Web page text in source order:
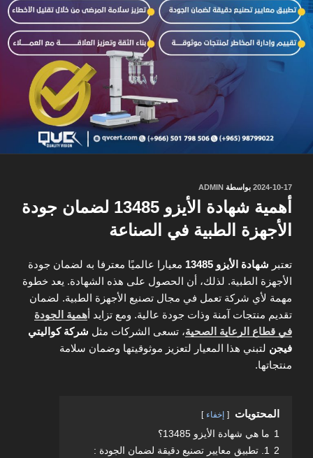
نُشر
في
2024-10-17 بواسطة ADMIN
أهمية شهادة الأيزو 13485 لضمان جودة
الأجهزة الطبية في الصناعة
تعتبر شهادة الأيزو 13485
معيارا عالميًا معترفا به لضمان جودة
الأجهزة الطبية. لذلك، أن الحصول على هذه الشهادة. يعد خطوة
مهمة لأي شركة تعمل في مجال تصنيع الأجهزة الطبية. لضمان
تقديم منتجات آمنة وذات جودة عالية. ومع تزايد أهمية الجودة
في قطاع الرعاية الصحية، تسعى الشركات مثل شركة كواليتي
فيجن لتبني هذا المعيار لتعزيز موثوقيتها وضمان سلامة
منتجاتها.
المحتويات إخفاء
1 ما هي شهادة الأيزو 13485؟
2
1. تطبيق معايير تصنيع دقيقة لضمان الجودة :